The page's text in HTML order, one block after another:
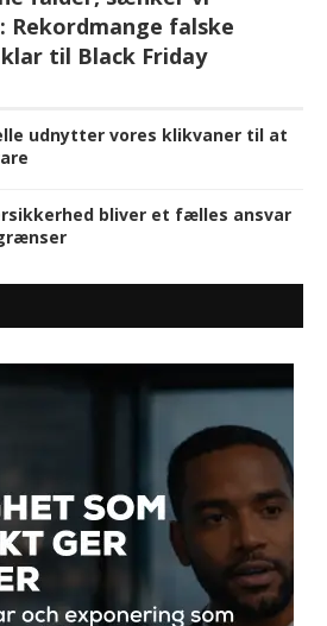
Rekordmange falske
til Black Friday
udnytter vores klikvaner til at
bliver et fælles ansvar